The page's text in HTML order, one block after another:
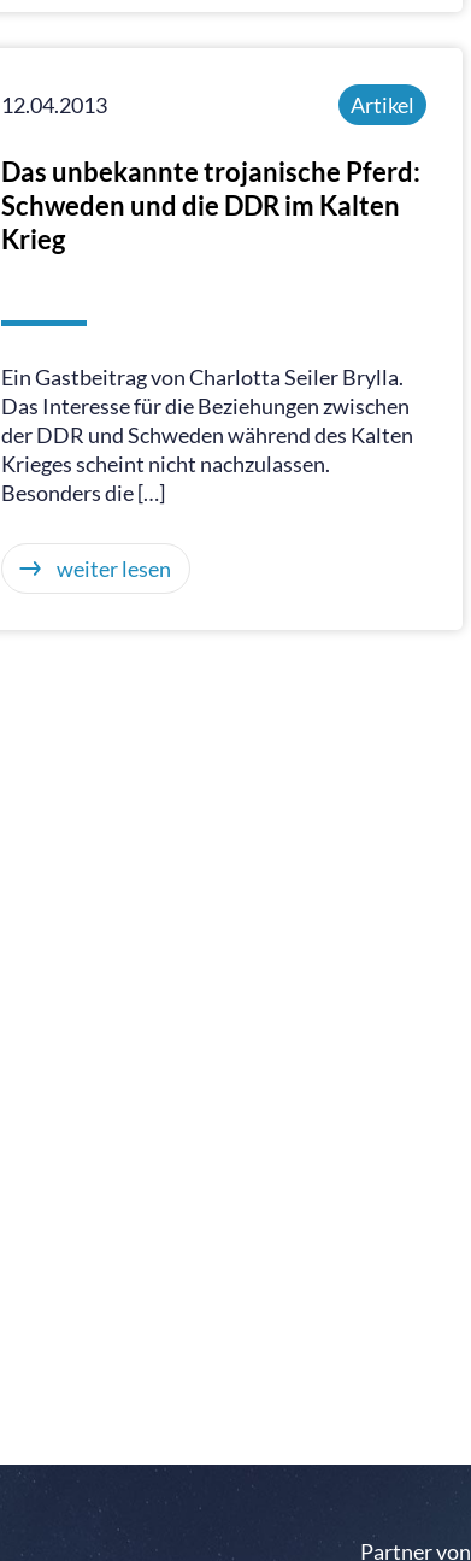
12.04.2013 Artikel
Das unbekannte trojanische Pferd:
Schweden und die DDR im Kalten
Krieg
Ein Gastbeitrag von Charlotta Seiler Brylla.
Das Interesse für die Beziehungen zwischen
der DDR und Schweden während des Kalten
Krieges scheint nicht nachzulassen.
Besonders die […]
weiter lesen
Partner von